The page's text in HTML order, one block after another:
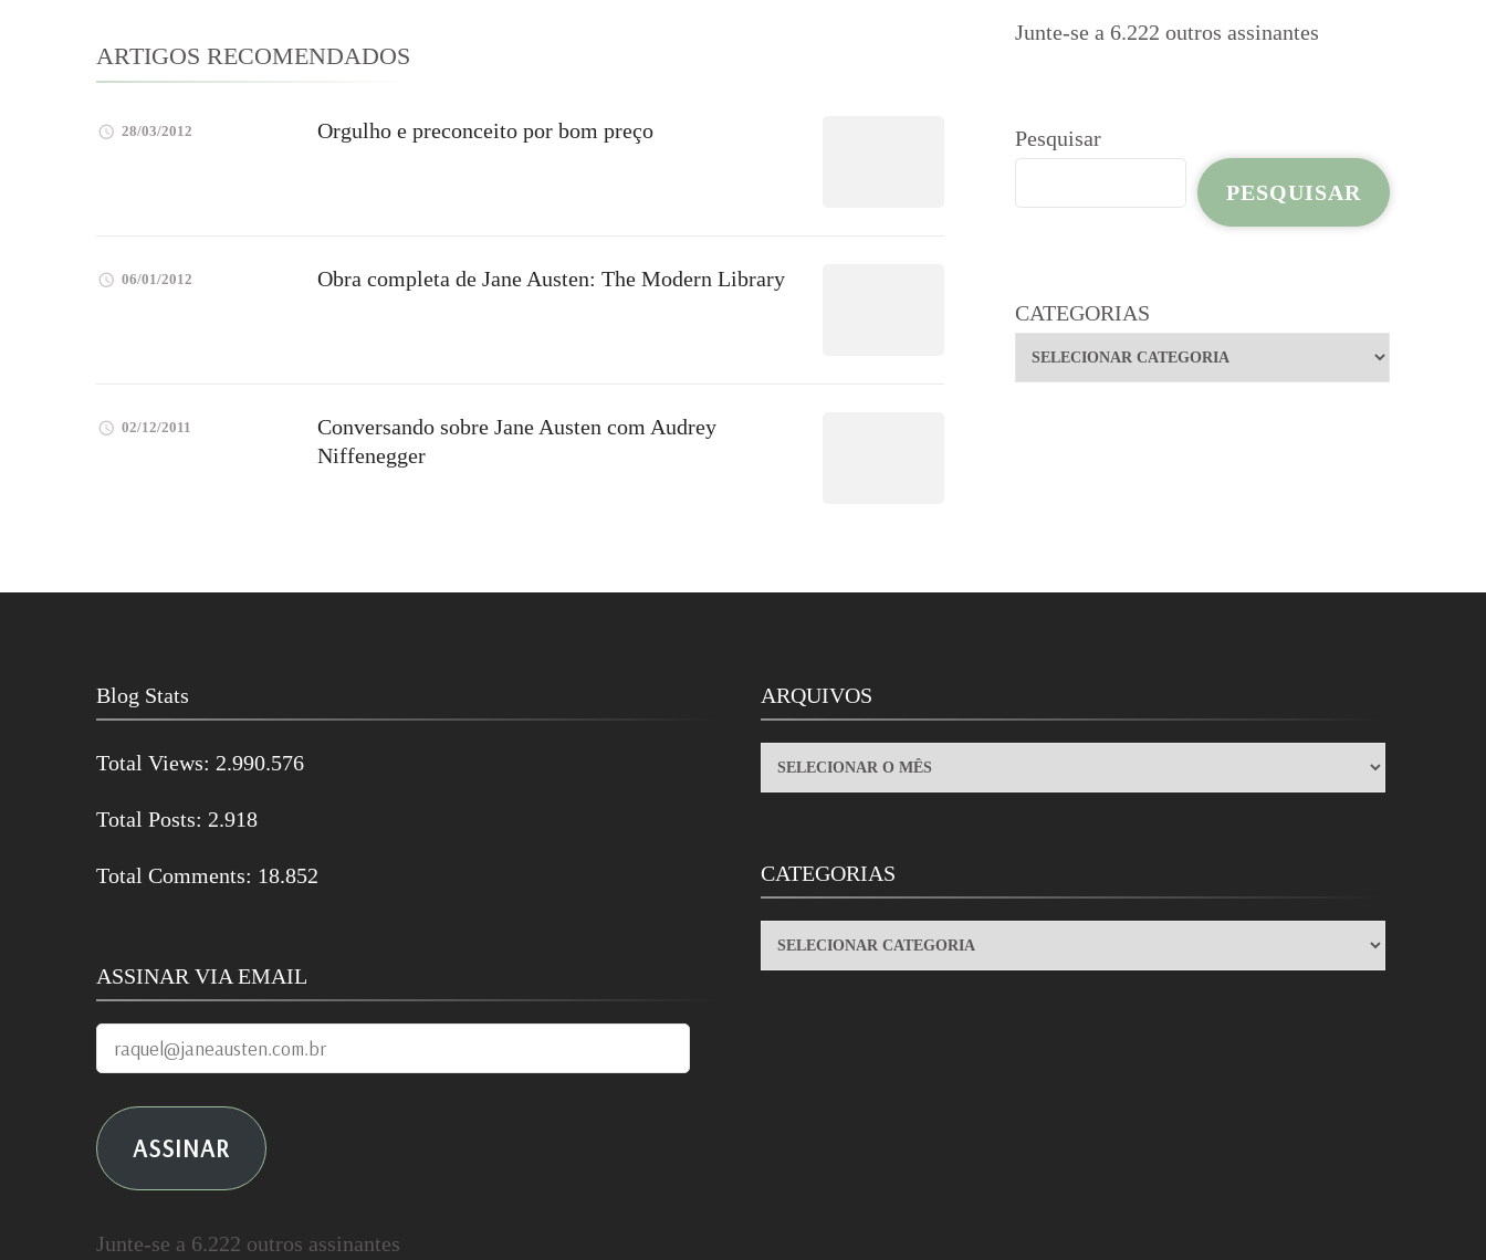
ARTIGOS RECOMENDADOS
28/03/2012 Orgulho e preconceito por bom preço
06/01/2012 Obra completa de Jane Austen: The Modern Library
02/12/2011
Conversando sobre Jane Austen com Audrey
Niffenegger
Junte-se a 6.222 outros assinantes
Pesquisar
PESQUISAR
CATEGORIAS
Blog Stats
Total Views: 2.990.576
Total Posts: 2.918
Total Comments: 18.852
ASSINAR VIA EMAIL
raquel@janeausten.com.br
ASSINAR
Junte-se a 6.222 outros assinantes
ARQUIVOS
ARQUIVOS
CATEGORIAS
CATEGORIAS